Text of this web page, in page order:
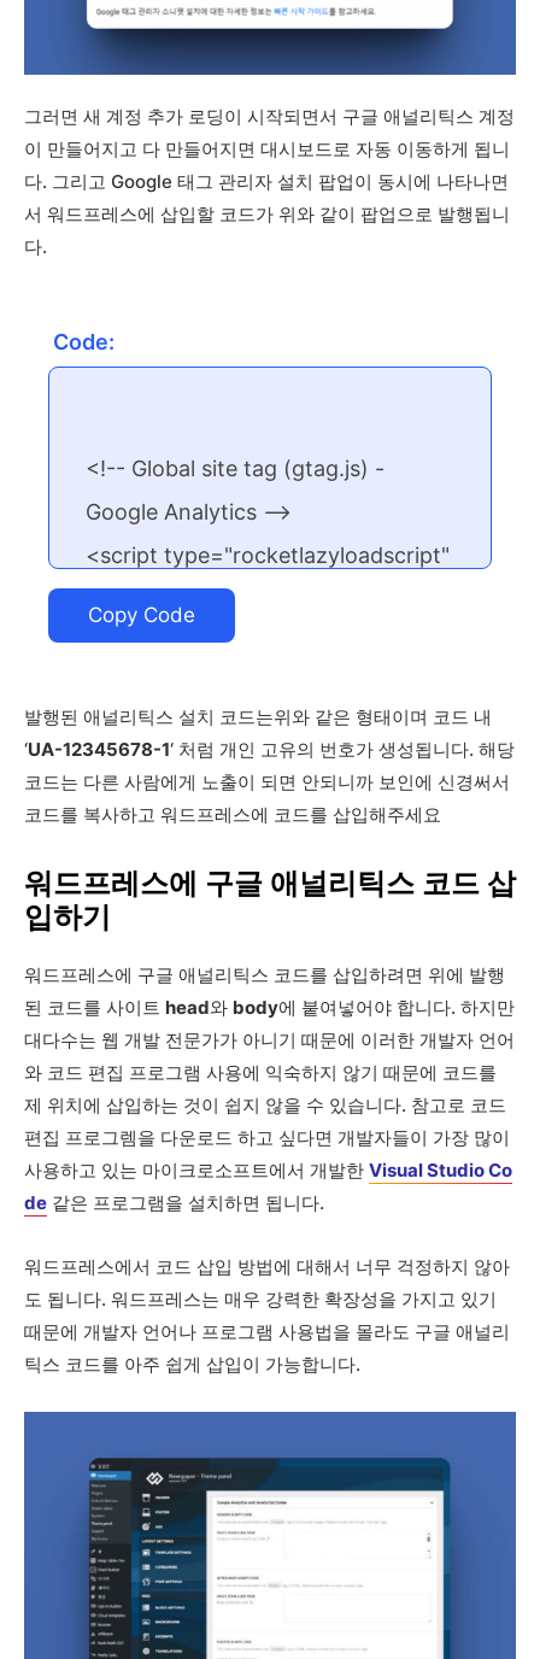
그러면 새 계정 추가 로딩이 시작되면서 구글 애널리틱스 계정
이 만들어지고 다 만들어지면 대시보드로 자동 이동하게 됩니
다. 그리고 Google 태그 관리자 설치 팝업이 동시에 나타나면
서 워드프레스에 삽입할 코드가 위와 같이 팝업으로 발행됩니
다.
Code:
Copy Code
발행된 애널리틱스 설치 코드는위와 같은 형태이며 코드 내
‘UA-12345678-1‘ 처럼 개인 고유의 번호가 생성됩니다. 해당
코드는 다른 사람에게 노출이 되면 안되니까 보인에 신경써서
코드를 복사하고 워드프레스에 코드를 삽입해주세요
워드프레스에 구글 애널리틱스 코드 삽
입하기
워드프레스에 구글 애널리틱스 코드를 삽입하려면 위에 발행
된 코드를 사이트 head와 body에 붙여넣어야 합니다. 하지만
대다수는 웹 개발 전문가가 아니기 때문에 이러한 개발자 언어
와 코드 편집 프로그램 사용에 익숙하지 않기 때문에 코드를
제 위치에 삽입하는 것이 쉽지 않을 수 있습니다. 참고로 코드
편집 프로그렘을 다운로드 하고 싶다면 개발자들이 가장 많이
사용하고 있는 마이크로소프트에서 개발한 Visual Studio Co
de 같은 프로그램을 설치하면 됩니다.
워드프레스에서 코드 삽입 방법에 대해서 너무 걱정하지 않아
도 됩니다. 워드프레스는 매우 강력한 확장성을 가지고 있기
때문에 개발자 언어나 프로그램 사용법을 몰라도 구글 애널리
틱스 코드를 아주 쉽게 삽입이 가능합니다.